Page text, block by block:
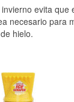
evita que
necesario para
hielo.